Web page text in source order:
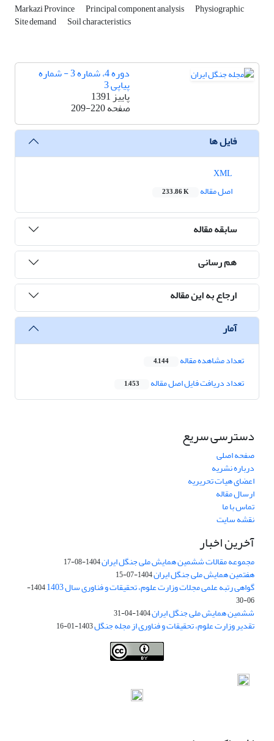
Markazi Province Principal component analysis Physiographic
Site demand Soil characteristics
دوره 4، شماره 3 - شماره
پیاپی 3
پاییز 1391
صفحه209-220
فایل ها
اصل مقاله
233.86 K
سابقه مقاله
هم رسانی
ارجاع به این مقاله
آمار
تعداد مشاهده مقاله 4,144
تعداد دریافت فایل اصل مقاله 1,453
دسترسی سریع
صفحه اصلی
درباره نشریه
اعضای هیات تحریریه
ارسال مقاله
تماس با ما
نقشه سایت
آخرین اخبار
مجموعه مقالات ششمین همایش ملی جنگل ایران1404-08-17
هفتمین همایش ملی جنگل ایران1404-07-15
گواهی رتبه علمی مجلات وزارت علوم، تحقیقات و فناوری سال 1403
1404-
06-30
ششمین همایش ملی جنگل ایران1404-04-31
تقدیر وزارت علوم، تحقیقات و فناوری از مجله جنگل1403-01-16